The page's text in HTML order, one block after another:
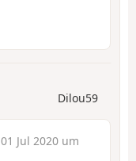
Dilou59
01 Jul 2020 um